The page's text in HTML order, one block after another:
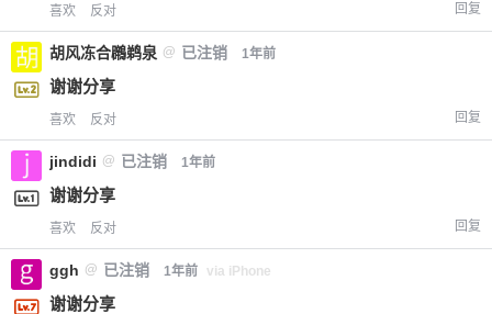
喜欢 反对 回复
胡风冻合鸊鹈泉 @ 已注销 1年前
谢谢分享
喜欢 反对 回复
jindidi @ 已注销 1年前
谢谢分享
喜欢 反对 回复
ggh @ 已注销 1年前 via iPhone
谢谢分享